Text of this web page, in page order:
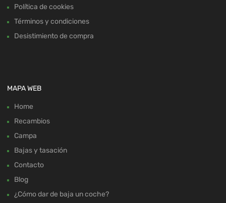
Política de cookies
Términos y condiciones
Desistimiento de compra
MAPA WEB
Home
Recambios
Campa
Bajas y tasación
Contacto
Blog
¿Cómo dar de baja un coche?